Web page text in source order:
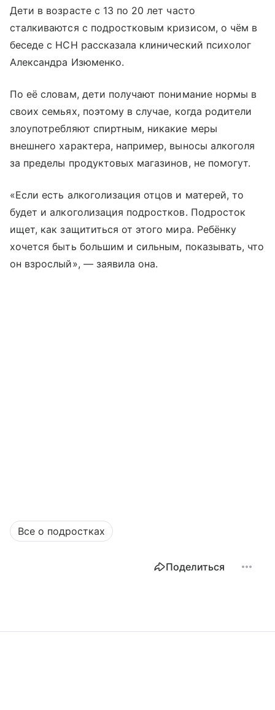
Дети в возрасте с 13 по 20 лет часто
сталкиваются с подростковым кризисом, о чём в
беседе с НСН рассказала клинический психолог
Александра Изюменко.
По её словам, дети получают понимание нормы в
своих семьях, поэтому в случае, когда родители
злоупотребляют спиртным, никакие меры
внешнего характера, например, выносы алкоголя
за пределы продуктовых магазинов, не помогут.
«Если есть алкоголизация отцов и матерей, то
будет и алкоголизация подростков. Подросток
ищет, как защититься от этого мира. Ребёнку
хочется быть большим и сильным, показывать, что
он взрослый», — заявила она.
Все о подростках
Поделиться